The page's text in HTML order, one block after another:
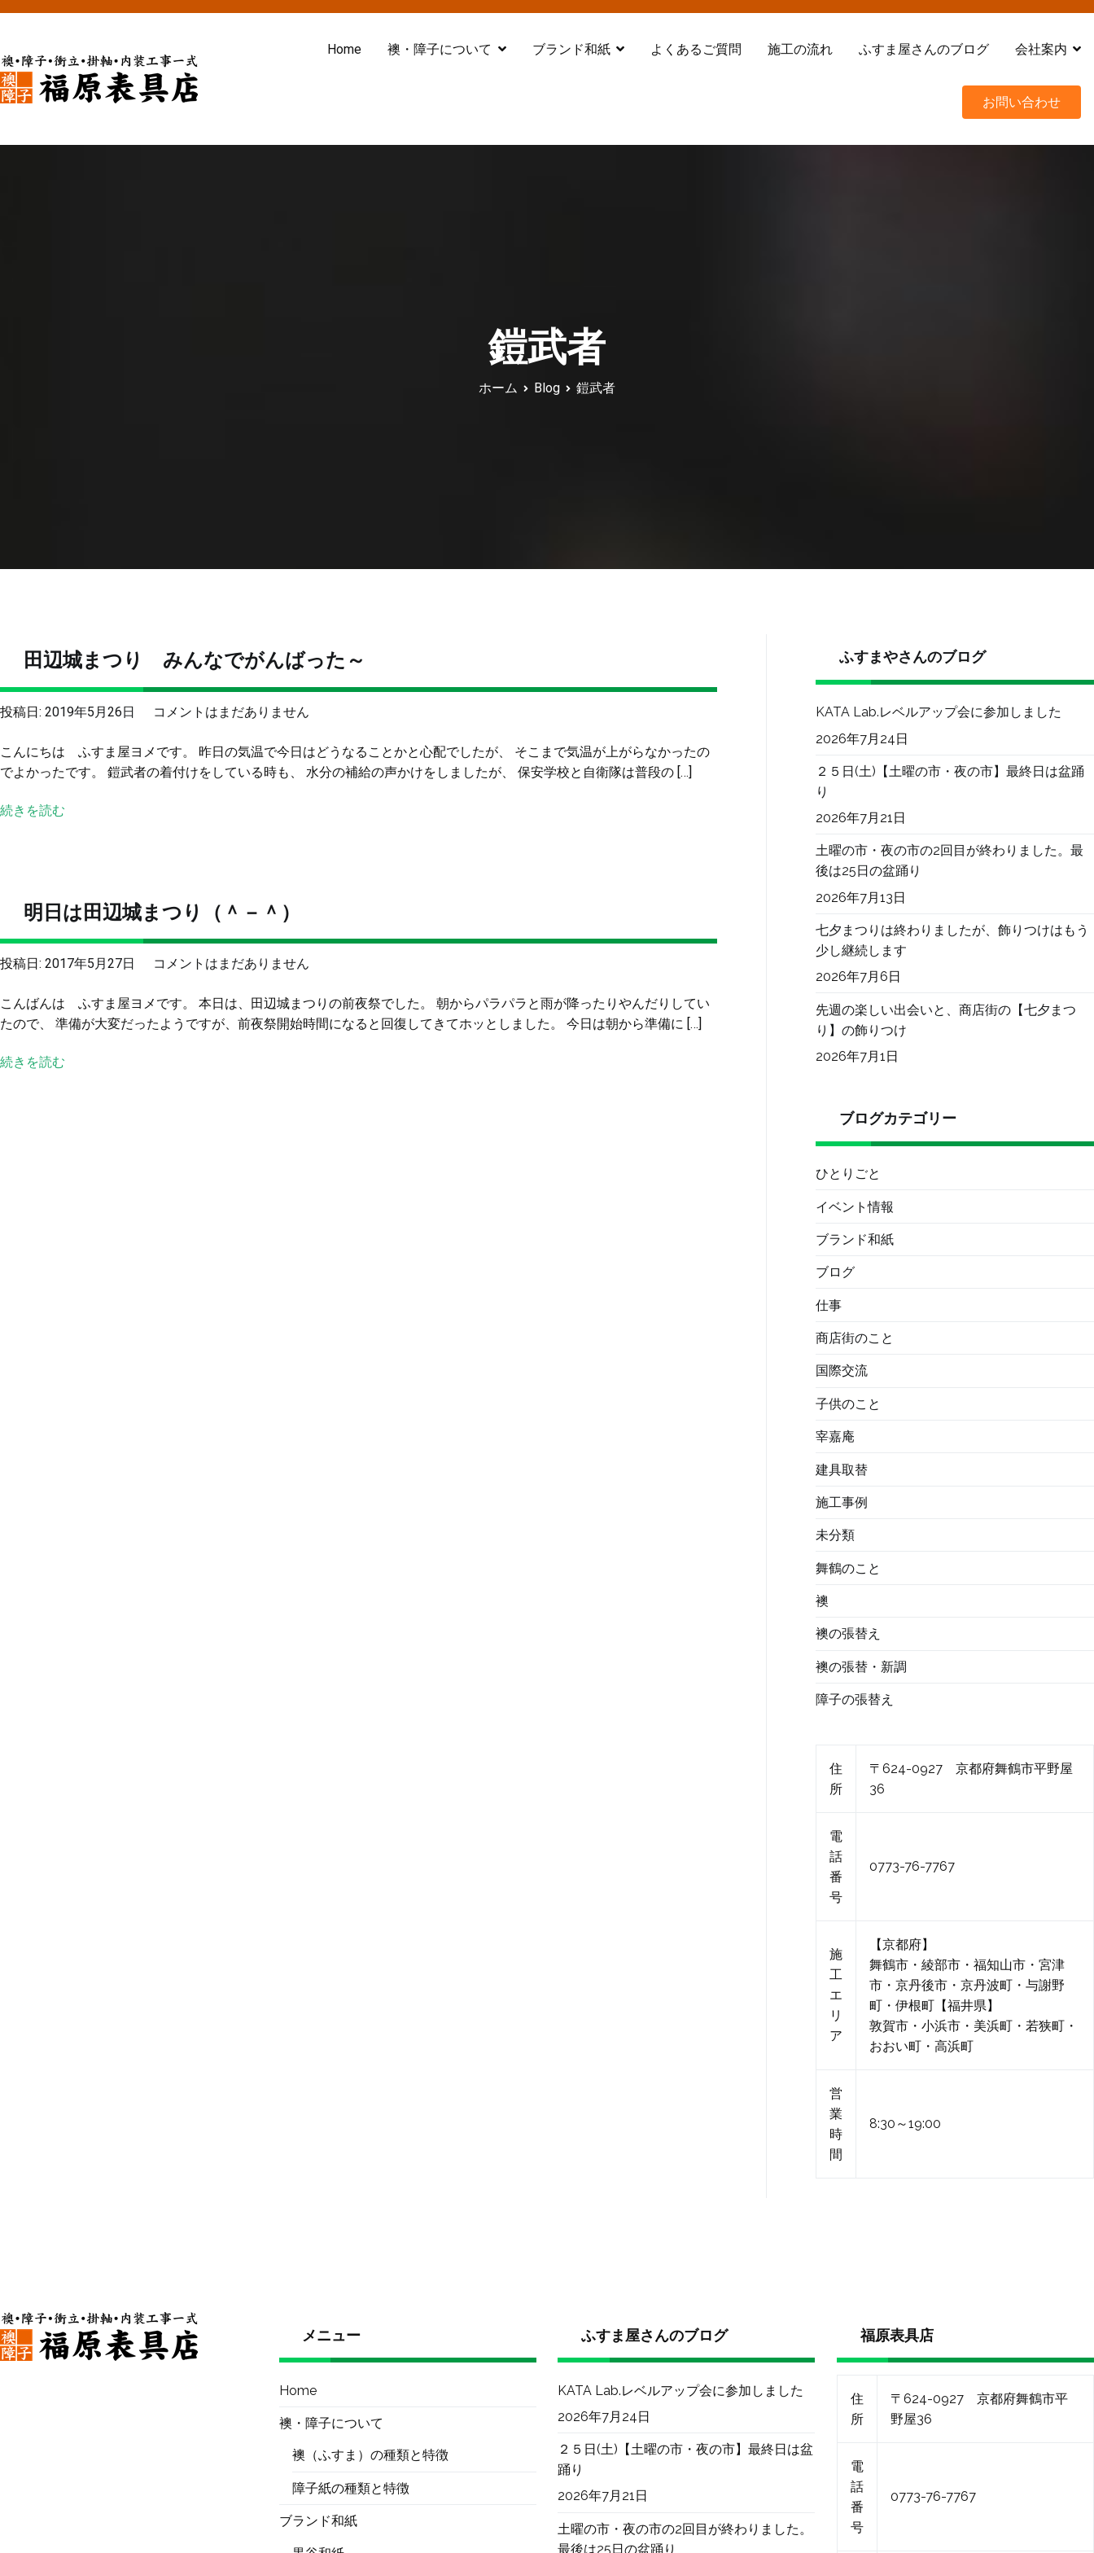
内
ス
キ
Home 襖・障子について ブランド和紙 よくあるご質問 施工の流れ ふすま屋さんのブログ 会社案内
お問い合わせ
鎧武者
ホーム Blog 鎧武者
田辺城まつり みんなでがんばった～
投稿日: 2019年5月26日
田
城
ま
が
た
コメントはまだありません
こんにちは ふすま屋ヨメです。 昨日の気温で今日はどうなることかと心配でしたが、 そこまで気温が上がらなかったの
でよかったです。 鎧武者の着付けをしている時も、 水分の補給の声かけをしましたが、 保安学校と自衛隊は普段の […]
続きを読む
明日は田辺城まつり（＾－＾）
投稿日: 2017年5月27日
明
は
田
コメントはまだありません
こんばんは ふすま屋ヨメです。 本日は、田辺城まつりの前夜祭でした。 朝からパラパラと雨が降ったりやんだりしてい
たので、 準備が大変だったようですが、前夜祭開始時間になると回復してきてホッとしました。 今日は朝から準備に […]
続きを読む
ふすまやさんのブログ
KATA Lab.レベルアップ会に参加しました
2026年7月24日
２５日(土)【土曜の市・夜の市】最終日は盆踊
り
2026年7月21日
土曜の市・夜の市の2回目が終わりました。最
後は25日の盆踊り
2026年7月13日
七夕まつりは終わりましたが、飾りつけはもう
少し継続します
2026年7月6日
先週の楽しい出会いと、商店街の【七夕まつ
り】の飾りつけ
2026年7月1日
ブログカテゴリー
ひとりごと
イベント情報
ブランド和紙
ブログ
仕事
商店街のこと
国際交流
子供のこと
宰嘉庵
建具取替
施工事例
未分類
舞鶴のこと
襖
襖の張替え
襖の張替・新調
障子の張替え
住
所
〒624-0927 京都府舞鶴市平野屋
36
電
話
番
号
0773-76-7767
施
工
エ
リ
ア
【京都府】
舞鶴市・綾部市・福知山市・宮津
市・京丹後市・京丹波町・与謝野
町・伊根町【福井県】
敦賀市・小浜市・美浜町・若狭町・
おおい町・高浜町
営
業
時
間
8:30～19:00
メニュー
Home
襖・障子について
襖（ふすま）の種類と特徴
障子紙の種類と特徴
ブランド和紙
ふすま屋さんのブログ
KATA Lab.レベルアップ会に参加しました
2026年7月24日
２５日(土)【土曜の市・夜の市】最終日は盆
踊り
2026年7月21日
土曜の市・夜の市の2回目が終わりました。
最後は25日の盆踊り
福原表具店
住
所
〒624-0927 京都府舞鶴市平
野屋36
電
話
番
号
0773-76-7767